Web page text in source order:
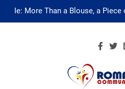
Skip
Ie: More Than a Blouse, a Piece
Unity in motion: